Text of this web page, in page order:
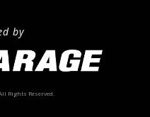
by
Rights Reserved.